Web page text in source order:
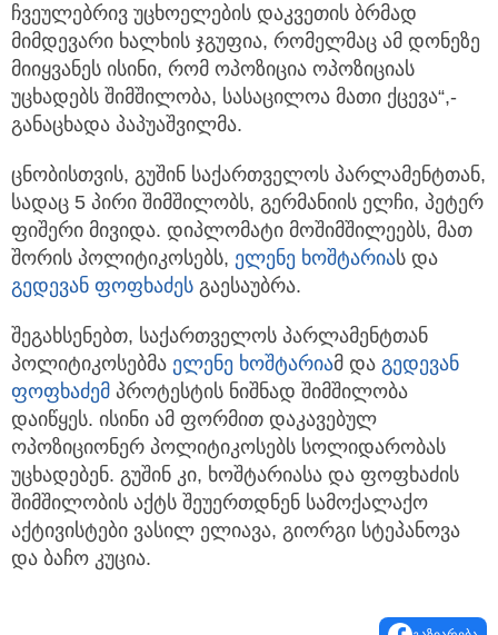
ჩვეულებრივ უცხოელების დაკვეთის ბრმად
მიმდევარი ხალხის ჯგუფია, რომელმაც ამ დონეზე
მიიყვანეს ისინი, რომ ოპოზიცია ოპოზიციას
უცხადებს შიმშილობა, სასაცილოა მათი ქცევა“,-
განაცხადა პაპუაშვილმა.
ცნობისთვის, გუშინ საქართველოს პარლამენტთან,
სადაც 5 პირი შიმშილობს, გერმანიის ელჩი, პეტერ
ფიშერი მივიდა. დიპლომატი მოშიმშილეებს, მათ
შორის პოლიტიკოსებს, ელენე ხოშტარიას და
გედევან ფოფხაძეს გაესაუბრა.
შეგახსენებთ, საქართველოს პარლამენტთან
პოლიტიკოსებმა ელენე ხოშტარიამ და გედევან
ფოფხაძემ პროტესტის ნიშნად შიმშილობა
დაიწყეს. ისინი ამ ფორმით დაკავებულ
ოპოზიციონერ პოლიტიკოსებს სოლიდარობას
უცხადებენ. გუშინ კი, ხოშტარიასა და ფოფხაძის
შიმშილობის აქტს შეუერთდნენ სამოქალაქო
აქტივისტები ვასილ ელიავა, გიორგი სტეპანოვა
და ბაჩო კუცია.